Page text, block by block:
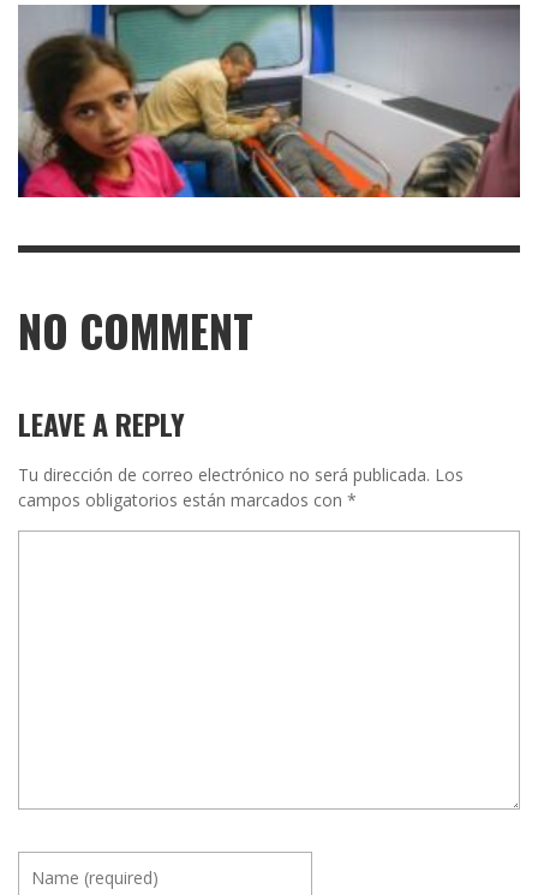
NO COMMENT
LEAVE A REPLY
Tu dirección de correo electrónico no será publicada. Los
campos obligatorios están marcados con *